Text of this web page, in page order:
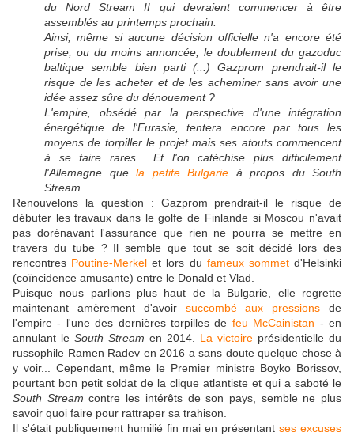
du Nord Stream II qui devraient commencer à être
assemblés au printemps prochain.
Ainsi, même si aucune décision officielle n'a encore été
prise, ou du moins annoncée, le doublement du gazoduc
baltique semble bien parti (...) Gazprom prendrait-il le
risque de les acheter et de les acheminer sans avoir une
idée assez sûre du dénouement ?
L'empire, obsédé par la perspective d'une intégration
énergétique de l'Eurasie, tentera encore par tous les
moyens de torpiller le projet mais ses atouts commencent
à se faire rares... Et l'on catéchise plus difficilement
l'Allemagne que la petite Bulgarie à propos du South
Stream.
Renouvelons la question : Gazprom prendrait-il le risque de
débuter les travaux dans le golfe de Finlande si Moscou n'avait
pas dorénavant l'assurance que rien ne pourra se mettre en
travers du tube ? Il semble que tout se soit décidé lors des
rencontres Poutine-Merkel et lors du fameux sommetd'Helsinki
(coïncidence amusante) entre le Donald et Vlad.
Puisque nous parlions plus haut de la Bulgarie, elle regrette
maintenant amèrement d'avoir succombé aux pressions de
l'empire - l'une des dernières torpilles de feu McCainistan - en
annulant le South Stream en 2014. La victoire présidentielle du
russophile Ramen Radev en 2016 a sans doute quelque chose à
y voir... Cependant, même le Premier ministre Boyko Borissov,
pourtant bon petit soldat de la clique atlantiste et qui a saboté le
South Stream contre les intérêts de son pays, semble ne plus
savoir quoi faire pour rattraper sa trahison.
Il s'était publiquement humilié fin mai en présentant ses excuses